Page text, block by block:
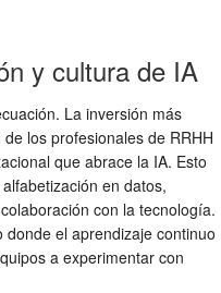
y cultura de IA
La inversión más
los profesionales de RRHH
que abrace la IA. Esto
en datos,
con la tecnología.
el aprendizaje continuo
a experimentar con